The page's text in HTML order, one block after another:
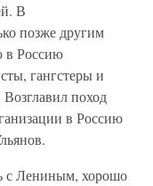
В
позже другим
в Россию
гангстеры и
поход
в Россию
с Лениным, хорошо